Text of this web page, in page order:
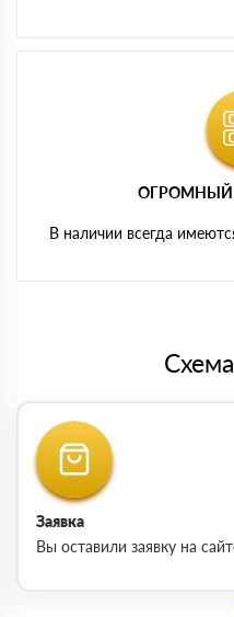
ОГРОМНЫЙ
В наличии всегда
Заявка
Вы оставили заявку на